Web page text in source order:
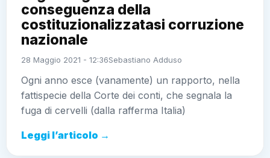
conseguenza della
costituzionalizzatasi corruzione
nazionale
28 Maggio 2021 - 12:36Sebastiano Adduso
Ogni anno esce (vanamente) un rapporto, nella
fattispecie della Corte dei conti, che segnala la
fuga di cervelli (dalla rafferma Italia)
Leggi l’articolo →